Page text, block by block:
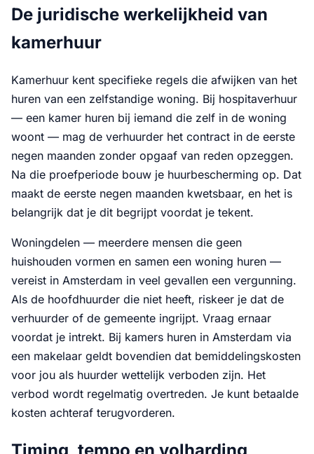
De juridische werkelijkheid van
kamerhuur
Kamerhuur kent specifieke regels die afwijken van het
huren van een zelfstandige woning. Bij hospitaverhuur
— een kamer huren bij iemand die zelf in de woning
woont — mag de verhuurder het contract in de eerste
negen maanden zonder opgaaf van reden opzeggen.
Na die proefperiode bouw je huurbescherming op. Dat
maakt de eerste negen maanden kwetsbaar, en het is
belangrijk dat je dit begrijpt voordat je tekent.
Woningdelen — meerdere mensen die geen
huishouden vormen en samen een woning huren —
vereist in Amsterdam in veel gevallen een vergunning.
Als de hoofdhuurder die niet heeft, riskeer je dat de
verhuurder of de gemeente ingrijpt. Vraag ernaar
voordat je intrekt. Bij kamers huren in Amsterdam via
een makelaar geldt bovendien dat bemiddelingskosten
voor jou als huurder wettelijk verboden zijn. Het
verbod wordt regelmatig overtreden. Je kunt betaalde
kosten achteraf terugvorderen.